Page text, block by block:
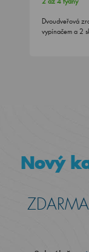
Dvoudveřová
vypínačem a 2
Nový